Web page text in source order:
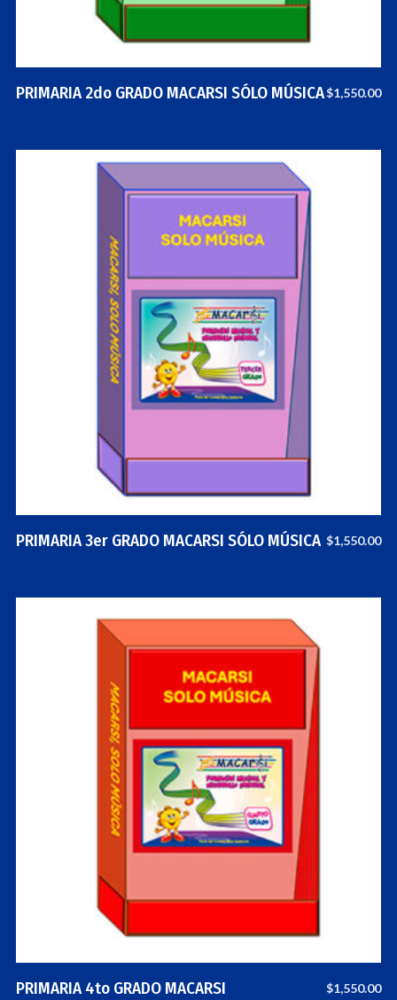
PRIMARIA 2do GRADO MACARSI SÓLO MÚSICA$1,550.00
PRIMARIA 3er GRADO MACARSI SÓLO MÚSICA $1,550.00
PRIMARIA 4to GRADO MACARSI $1,550.00